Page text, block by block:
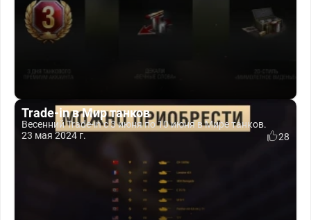
Trade-in в Мир танков
Весенний Trade-in с 3 июня по 10 июня в Мире танков.
23 мая 2024 г.
28